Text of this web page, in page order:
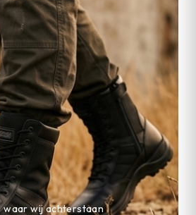
waar wij achterstaan